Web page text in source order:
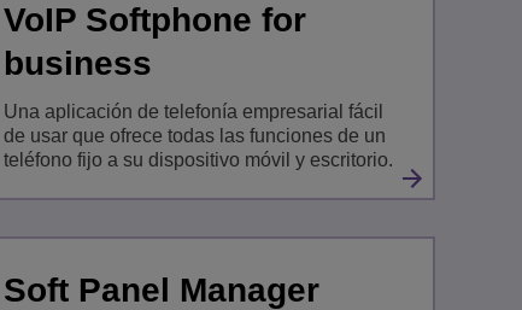
VoIP Softphone for
business
Una aplicación de telefonía empresarial fácil
de usar que ofrece todas las funciones de un
teléfono fijo a su dispositivo móvil y escritorio.
Soft Panel Manager